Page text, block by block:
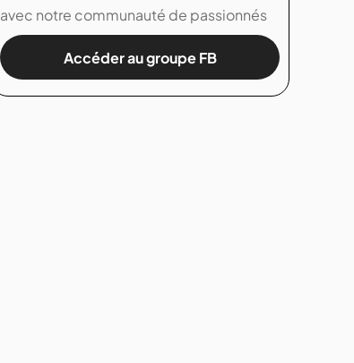
avec notre communauté de passionnés
Accéder au groupe FB